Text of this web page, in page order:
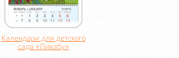
Календари для детского
сада «Пикабу»